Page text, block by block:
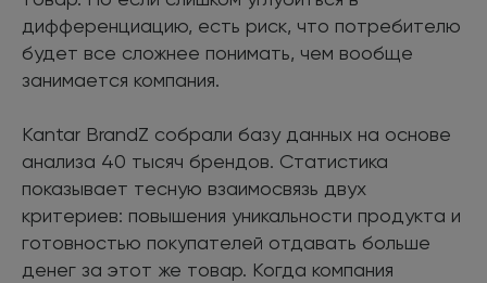
дифференциацию, есть риск, что потребителю
будет все сложнее понимать, чем вообще
занимается компания.
Kantar BrandZ собрали базу данных на основе
анализа 40 тысяч брендов. Статистика
показывает тесную взаимосвязь двух
критериев: повышения уникальности продукта и
готовностью покупателей отдавать больше
денег за этот же товар. Когда компания